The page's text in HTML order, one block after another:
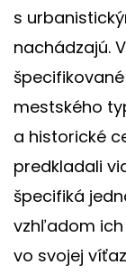
s
nachádzajú.
mestského
a historické
predkladali
špecifiká
vzhľadom
vo svojej